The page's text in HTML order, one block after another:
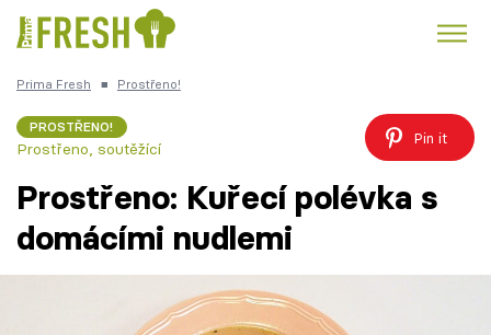
Česká kuchyně
Prima Fresh ■ Prostřeno!
PROSTŘENO!
Prostřeno, soutěžící
Pin it
Prostřeno: Kuřecí polévka s
domácími nudlemi